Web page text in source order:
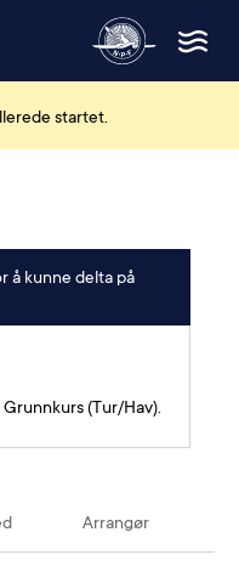
startet.
å kunne delta på
Grunnkurs (Tur/Hav).
Arrangør